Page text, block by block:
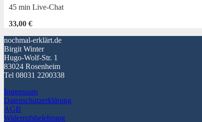
45 min Live-Chat
33,00 €
nochmal-erklärt.de
Birgit Winter
Hugo-Wolf-Str. 1
83024 Rosenheim
Tel 08031 2200338
Impressum
Datenschutzerklärung
AGB
Widerrufsbelehrung